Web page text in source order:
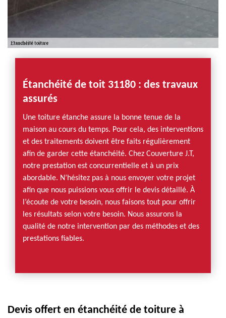
Étanchéité de toit 31180 : des travaux
assurés
Une toiture étanche assure la bonne tenue de la
maison au cours du temps. Pour cela, des interventions
et des traitements doivent être faits régulièrement
afin de garder cette étanchéité. Chez Couverture J.T,
notre prestation est concurrentielle et à un prix
abordable. N’hésitez pas à nous envoyer votre projet
afin que nous puissions vous offrir le devis détaillé. À
l’écoute de votre besoin, nous faisons tout pour offrir
les résultats selon votre besoin. Nous assurons la
qualité de notre intervention par des méthodes et des
prestations fiables.
Devis offert en étanchéité de toiture à